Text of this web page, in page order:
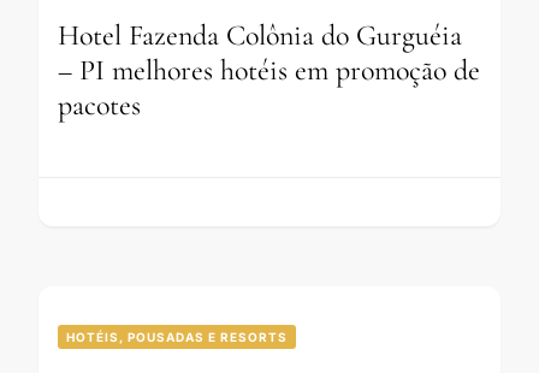
Hotel Fazenda Colônia do Gurguéia
– PI melhores hotéis em promoção de
pacotes
HOTÉIS, POUSADAS E RESORTS